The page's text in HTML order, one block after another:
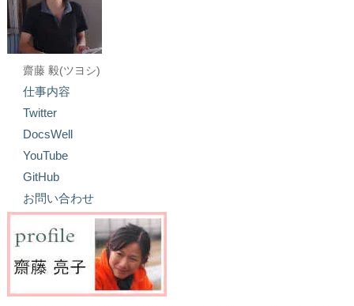
齋藤 毅(ツヨシ)
仕事内容
Twitter
DocsWell
YouTube
GitHub
お問い合わせ